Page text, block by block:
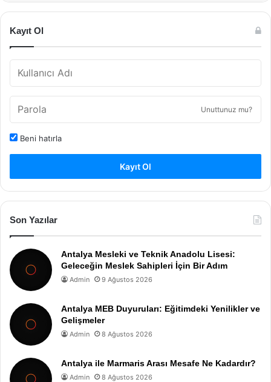
Kayıt Ol
Unuttunuz mu?
Beni hatırla
Kayıt Ol
Son Yazılar
Antalya Mesleki ve Teknik Anadolu Lisesi:
Geleceğin Meslek Sahipleri İçin Bir Adım
Admin 9 Ağustos 2026
Antalya MEB Duyuruları: Eğitimdeki Yenilikler ve
Gelişmeler
Admin 8 Ağustos 2026
Antalya ile Marmaris Arası Mesafe Ne Kadardır?
Admin 8 Ağustos 2026